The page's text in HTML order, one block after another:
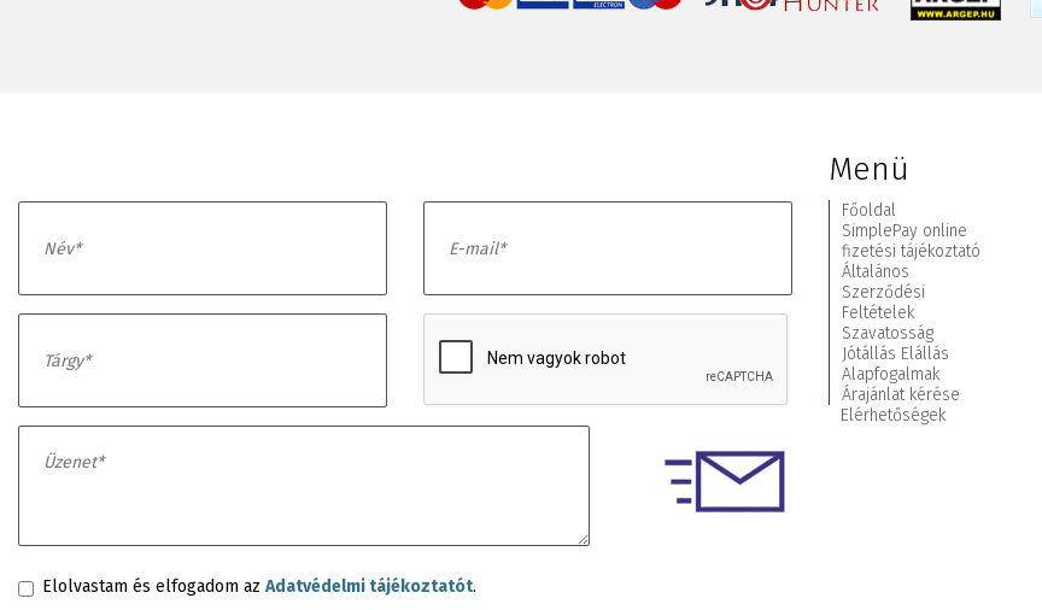
Elolvastam és elfogadom az Adatvédelmi tájékoztatót.
Menü
Főoldal
SimplePay online
fizetési tájékoztató
Általános
Szerződési
Feltételek
Szavatosság
Jótállás Elállás
Alapfogalmak
Árajánlat kérése
Elérhetőségek